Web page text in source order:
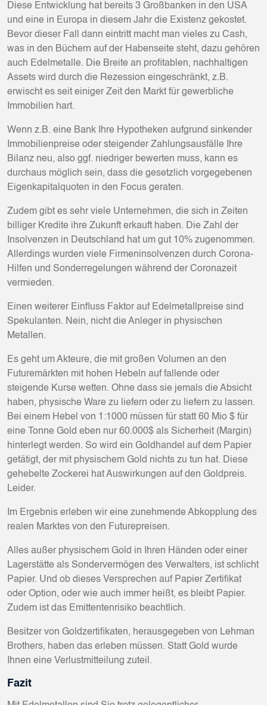
Diese Entwicklung hat bereits 3 Großbanken in den USA
und eine in Europa in diesem Jahr die Existenz gekostet.
Bevor dieser Fall dann eintritt macht man vieles zu Cash,
was in den Büchern auf der Habenseite steht, dazu gehören
auch Edelmetalle. Die Breite an profitablen, nachhaltigen
Assets wird durch die Rezession eingeschränkt, z.B.
erwischt es seit einiger Zeit den Markt für gewerbliche
Immobilien hart.
Wenn z.B. eine Bank Ihre Hypotheken aufgrund sinkender
Immobilienpreise oder steigender Zahlungsausfälle Ihre
Bilanz neu, also ggf. niedriger bewerten muss, kann es
durchaus möglich sein, dass die gesetzlich vorgegebenen
Eigenkapitalquoten in den Focus geraten.
Zudem gibt es sehr viele Unternehmen, die sich in Zeiten
billiger Kredite ihre Zukunft erkauft haben. Die Zahl der
Insolvenzen in Deutschland hat um gut 10% zugenommen.
Allerdings wurden viele Firmeninsolvenzen durch Corona-
Hilfen und Sonderregelungen während der Coronazeit
vermieden.
Einen weiterer Einfluss Faktor auf Edelmetallpreise sind
Spekulanten. Nein, nicht die Anleger in physischen
Metallen.
Es geht um Akteure, die mit großen Volumen an den
Futuremärkten mit hohen Hebeln auf fallende oder
steigende Kurse wetten. Ohne dass sie jemals die Absicht
haben, physische Ware zu liefern oder zu liefern zu lassen.
Bei einem Hebel von 1:1000 müssen für statt 60 Mio $ für
eine Tonne Gold eben nur 60.000$ als Sicherheit (Margin)
hinterlegt werden. So wird ein Goldhandel auf dem Papier
getätigt, der mit physischem Gold nichts zu tun hat. Diese
gehebelte Zockerei hat Auswirkungen auf den Goldpreis.
Leider.
Im Ergebnis erleben wir eine zunehmende Abkopplung des
realen Marktes von den Futurepreisen.
Alles außer physischem Gold in Ihren Händen oder einer
Lagerstätte als Sondervermögen des Verwalters, ist schlicht
Papier. Und ob dieses Versprechen auf Papier Zertifikat
oder Option, oder wie auch immer heißt, es bleibt Papier.
Zudem ist das Emittentenrisiko beachtlich.
Besitzer von Goldzertifikaten, herausgegeben von Lehman
Brothers, haben das erleben müssen. Statt Gold wurde
Ihnen eine Verlustmitteilung zuteil.
Fazit